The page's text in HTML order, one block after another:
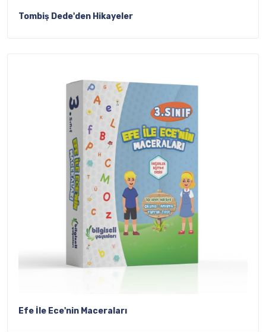
Tombiş Dede'den Hikayeler
Efe İle Ece'nin Maceraları